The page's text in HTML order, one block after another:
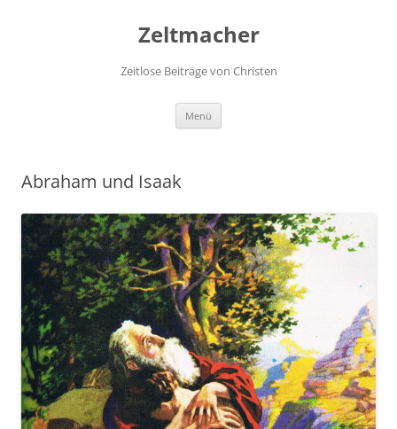
Zeltmacher
Zeitlose Beiträge von Christen
Menü
Abraham und Isaak